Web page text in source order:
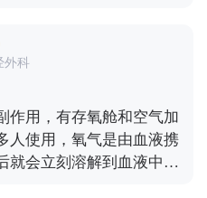
中未结合胆红素。当胆红
，所以吃益生菌对黄疸有
意分量的问题，少量吃点
是平常做菜的过程中稍微
由于生姜可以促进血液循
法接受，最好还是少
脚，长期检查对于稳定高
到辅助效果。
外科
作用，有存氧舱和空气加
人使用，氧气是由血液携
就会立刻溶解到血液中，